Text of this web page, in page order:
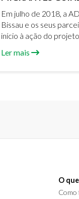
RETORNADOS –
DE 2018
Em julho de 2018, a
Bissau e os seus
início à ação do
dos Migrantes
Ler mais
O
Como